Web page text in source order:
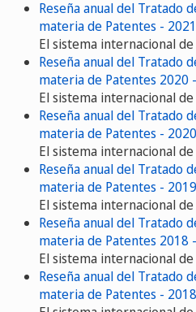
Reseña anual del Tratado
materia de Patentes - 2021
El sistema internacional
Reseña anual del Tratado
materia de Patentes 2020
El sistema internacional
Reseña anual del Tratado
materia de Patentes - 2020
El sistema internacional
Reseña anual del Tratado
materia de Patentes - 2019
El sistema internacional
Reseña anual del Tratado
materia de Patentes 2018
El sistema internacional
Reseña anual del Tratado
materia de Patentes - 2018